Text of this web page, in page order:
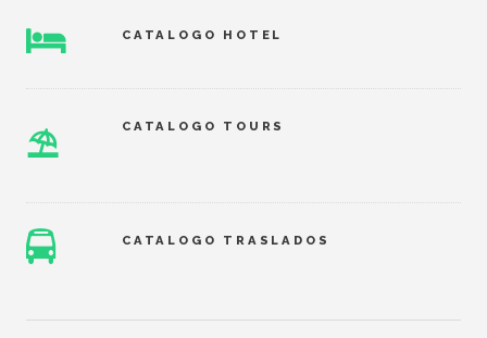
CATALOGO HOTEL
CATALOGO TOURS
⛱
CATALOGO TRASLADOS